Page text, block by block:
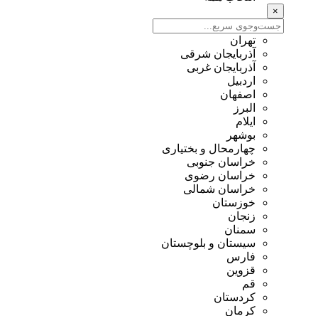
×
تهران
آذربایجان شرقی
آذربایجان غربی
اردبیل
اصفهان
البرز
ایلام
بوشهر
چهارمحال و بختیاری
خراسان جنوبی
خراسان رضوی
خراسان شمالی
خوزستان
زنجان
سمنان
سیستان و بلوچستان
فارس
قزوین
قم
کردستان
کرمان